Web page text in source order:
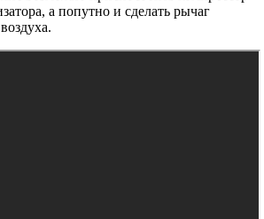
а попутно и сделать рычаг